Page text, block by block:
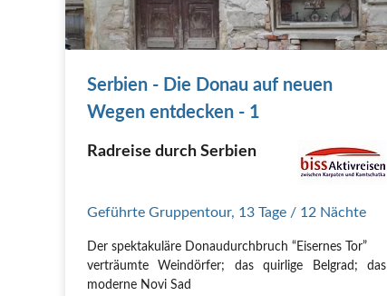
Serbien - Die Donau auf neuen
Wegen entdecken - 1
Radreise durch Serbien
Geführte Gruppentour, 13 Tage / 12 Nächte
Der spektakuläre Donaudurchbruch “Eisernes Tor”
verträumte Weindörfer; das quirlige Belgrad; das
moderne Novi Sad